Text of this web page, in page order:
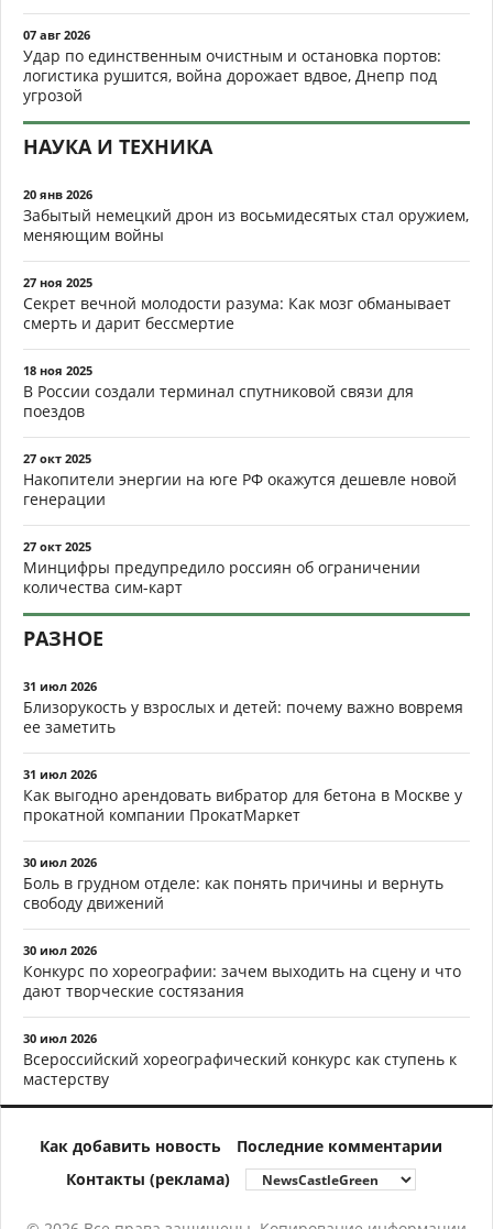
07 авг 2026
Удар по единственным очистным и остановка портов:
логистика рушится, война дорожает вдвое, Днепр под
угрозой
НАУКА И ТЕХНИКА
20 янв 2026
Забытый немецкий дрон из восьмидесятых стал оружием,
меняющим войны
27 ноя 2025
Секрет вечной молодости разума: Как мозг обманывает
смерть и дарит бессмертие
18 ноя 2025
В России создали терминал спутниковой связи для
поездов
27 окт 2025
Накопители энергии на юге РФ окажутся дешевле новой
генерации
27 окт 2025
Минцифры предупредило россиян об ограничении
количества сим-карт
РАЗНОЕ
31 июл 2026
Близорукость у взрослых и детей: почему важно вовремя
ее заметить
31 июл 2026
Как выгодно арендовать вибратор для бетона в Москве у
прокатной компании ПрокатМаркет
30 июл 2026
Боль в грудном отделе: как понять причины и вернуть
свободу движений
30 июл 2026
Конкурс по хореографии: зачем выходить на сцену и что
дают творческие состязания
30 июл 2026
Всероссийский хореографический конкурс как ступень к
мастерству
Как добавить новость
Последние комментарии
Контакты (реклама)